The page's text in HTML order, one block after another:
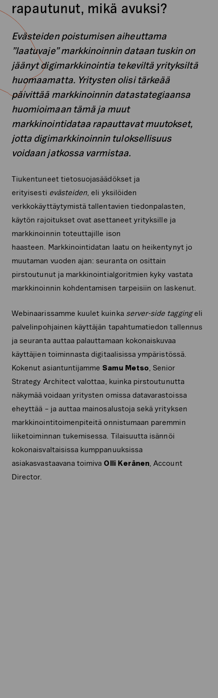
rapautunut, mikä avuksi?
Evästeiden poistumisen aiheuttama
”laatuvaje” markkinoinnin dataan tuskin on
jäänyt digimarkkinointia tekeviltä yrityksiltä
huomaamatta. Yritysten olisi tärkeää
päivittää markkinoinnin datastategiaansa
huomioimaan tämä ja muut
markkinointidataa rapauttavat muutokset,
jotta digimarkkinoinnin tuloksellisuus
voidaan jatkossa varmistaa.
Tiukentuneet tietosuojasäädökset ja
erityisesti evästeiden , eli yksilöiden
verkkokäyttäytymistä tallentavien tiedonpalasten,
käytön rajoitukset ovat asettaneet yrityksille ja
markkinoinnin toteuttajille ison
haasteen. Markkinointidatan laatu on heikentynyt jo
muutaman vuoden ajan: seuranta on osittain
pirstoutunut ja markkinointialgoritmien kyky vastata
markkinoinnin kohdentamisen tarpeisiin on laskenut.
Webinaarissamme kuulet kuinka server-side taggingeli
palvelinpohjainen käyttäjän tapahtumatiedon tallennus
ja seuranta auttaa palauttamaan kokonaiskuvaa
käyttäjien toiminnasta digitaalisissa ympäristössä.
Kokenut asiantuntijamme Samu Metso , Senior
Strategy Architect valottaa, kuinka pirstoutunutta
näkymää voidaan yritysten omissa datavarastoissa
eheyttää – ja auttaa mainosalustoja sekä yrityksen
markkinointitoimenpiteitä onnistumaan paremmin
liiketoiminnan tukemisessa. Tilaisuutta isännöi
kokonaisvaltaisissa kumppanuuksissa
asiakasvastaavana toimiva Olli Keränen , Account
Director.